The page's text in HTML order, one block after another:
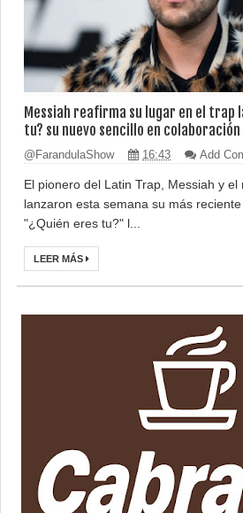
Messiah reafirma su lugar en el trap
tu? su nuevo sencillo en colaboración
@FarandulaShow 16:43 Add
El pionero del Latin Trap, Messiah y el
lanzaron esta semana su más
"¿Quién eres tu?" l...
LEER MÁS